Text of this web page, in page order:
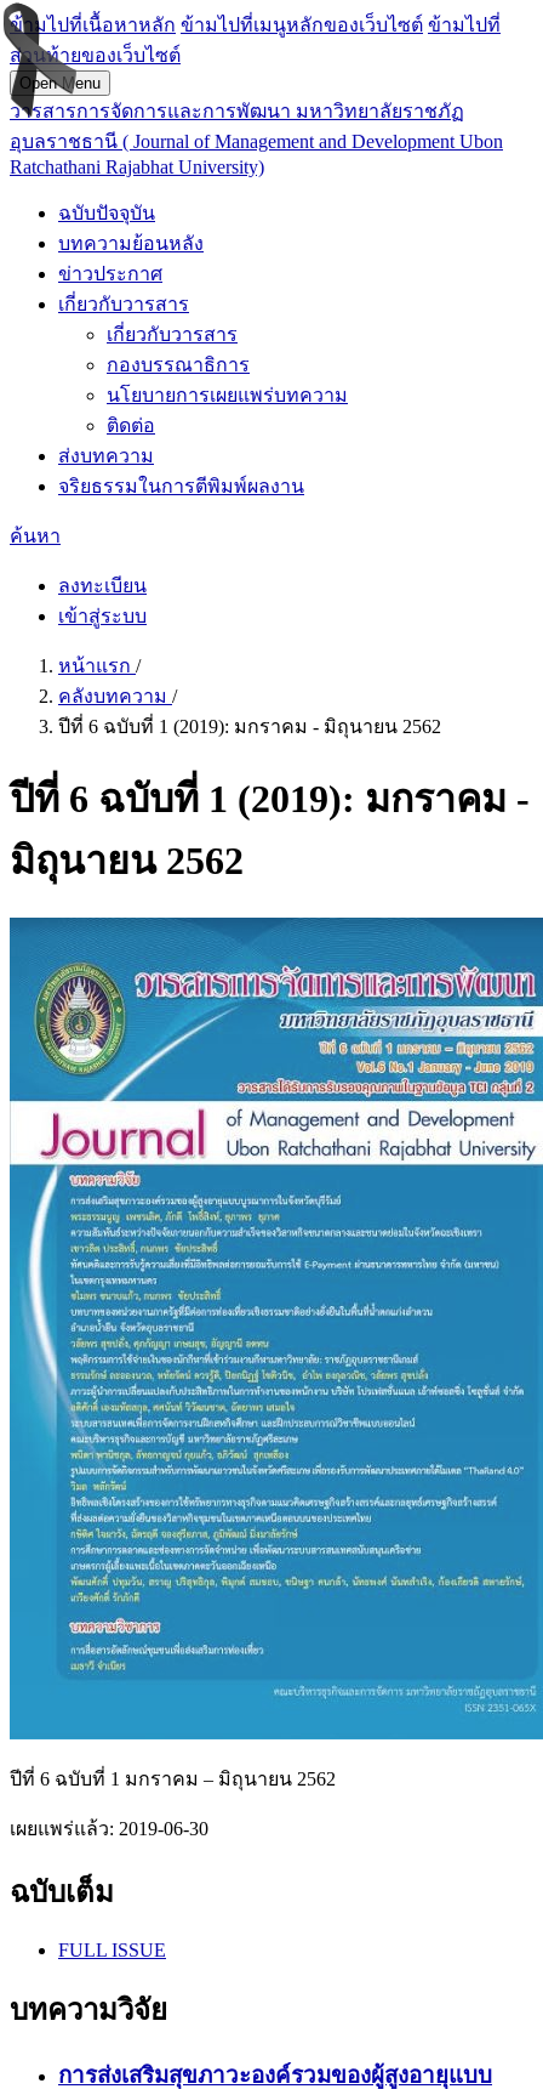
ข้ามไปที่เนื้อหาหลัก ข้ามไปที่เมนูหลักของเว็บไซต์ ข้ามไปที่
ส่วนท้ายของเว็บไซต์
Open Menu
วารสารการจัดการและการพัฒนา มหาวิทยาลัยราชภัฏ
อุบลราชธานี ( Journal of Management and Development Ubon
Ratchathani Rajabhat University)
ฉบับปัจจุบัน
บทความย้อนหลัง
ข่าวประกาศ
เกี่ยวกับวารสาร
เกี่ยวกับวารสาร
กองบรรณาธิการ
นโยบายการเผยแพร่บทความ
ติดต่อ
ส่งบทความ
จริยธรรมในการตีพิมพ์ผลงาน
ค้นหา
ลงทะเบียน
เข้าสู่ระบบ
หน้าแรก /
คลังบทความ /
ปีที่ 6 ฉบับที่ 1 (2019): มกราคม - มิถุนายน 2562
ปีที่ 6 ฉบับที่ 1 (2019): มกราคม -
มิถุนายน 2562
ปีที่ 6 ฉบับที่ 1 มกราคม – มิถุนายน 2562
เผยแพร่แล้ว: 2019-06-30
ฉบับเต็ม
FULL ISSUE
บทความวิจัย
การส่งเสริมสุขภาวะองค์รวมของผู้สูงอายุแบบ